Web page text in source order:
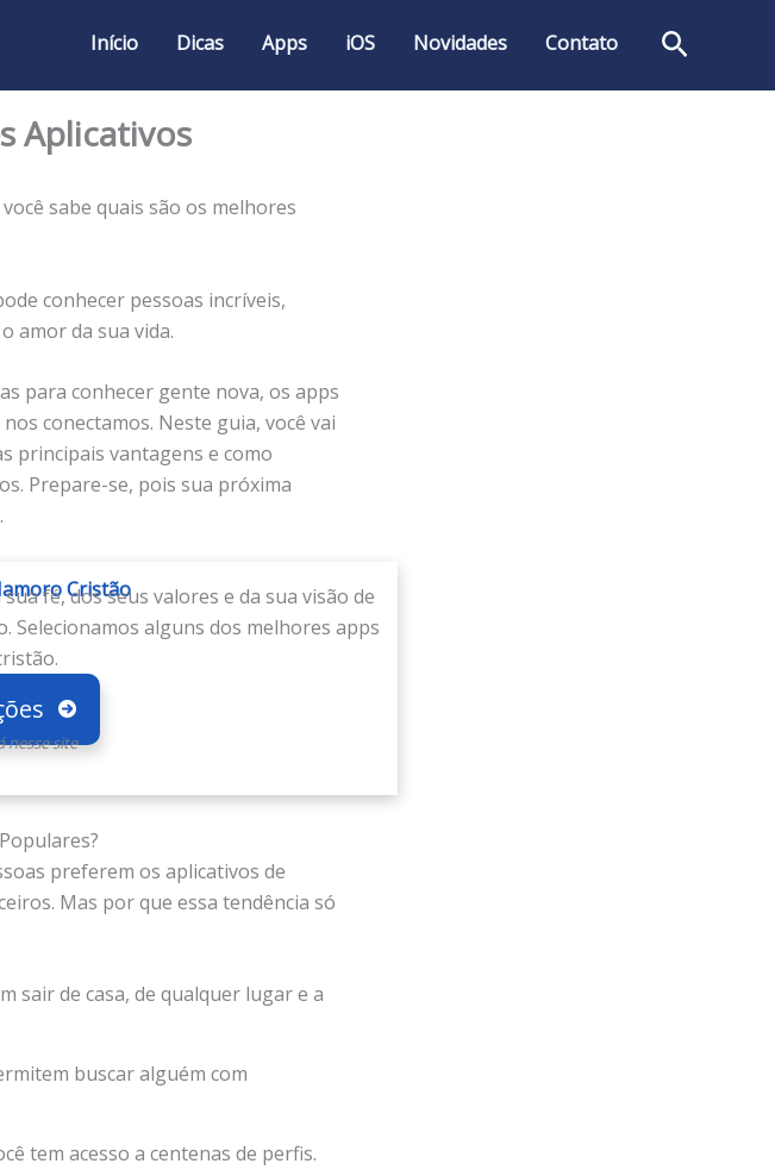
Início Dicas Apps iOS Novidades Contato
Aplicativos
sabe quais são os melhores
conhecer pessoas incríveis,
amor da sua vida.
para conhecer gente nova, os apps
conectamos. Neste guia, você vai
principais vantagens e como
Prepare-se, pois sua próxima
Cristão
fé, dos seus valores e da sua visão de
Selecionamos alguns dos melhores apps
nesse site
preferem os aplicativos de
Mas por que essa tendência só
sair de casa, de qualquer lugar e a
buscar alguém com
tem acesso a centenas de perfis.